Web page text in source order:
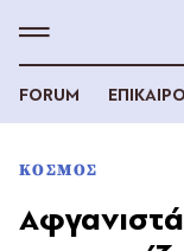
FORUM
ΚΟΣΜΟΣ